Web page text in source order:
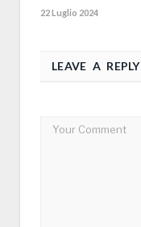
22 Luglio 2024
LEAVE A REPLY